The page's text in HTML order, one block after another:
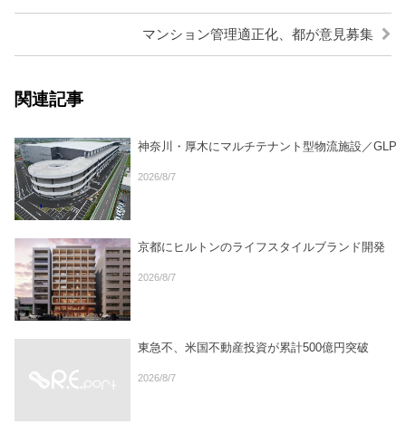
マンション管理適正化、都が意見募集
関連記事
神奈川・厚木にマルチテナント型物流施設／GLP
2026/8/7
京都にヒルトンのライフスタイルブランド開発
2026/8/7
東急不、米国不動産投資が累計500億円突破
2026/8/7